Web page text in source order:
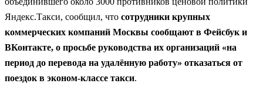
Яндекс.Такси, сообщил, что сотрудники крупных
коммерческих компаний Москвы сообщают в Фейсбук и
ВКонтакте, о просьбе руководства их организаций «на
период до перевода на удалённую работу» отказаться от
поездок в эконом-классе такси.